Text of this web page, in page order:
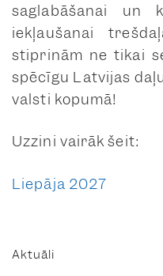
saglabāšanai un
iekļaušanai
stiprinām ne tikai
spēcīgu Latvijas
valsti kopumā!
Uzzini vairāk šeit:
Liepāja 2027
Aktuāli